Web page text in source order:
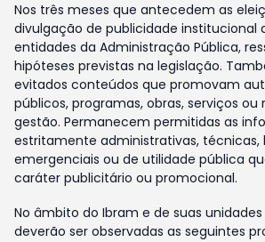
Nos três meses que antecedem as
divulgação de publicidade institucional
entidades da Administração Pública,
hipóteses previstas na legislação.
evitados conteúdos que promovam
públicos, programas, obras, serviços ou
gestão. Permanecem permitidas as
estritamente administrativas, técnicas,
emergenciais ou de utilidade pública
caráter publicitário ou promocional.
No âmbito do Ibram e de suas
deverão ser observadas as seguintes